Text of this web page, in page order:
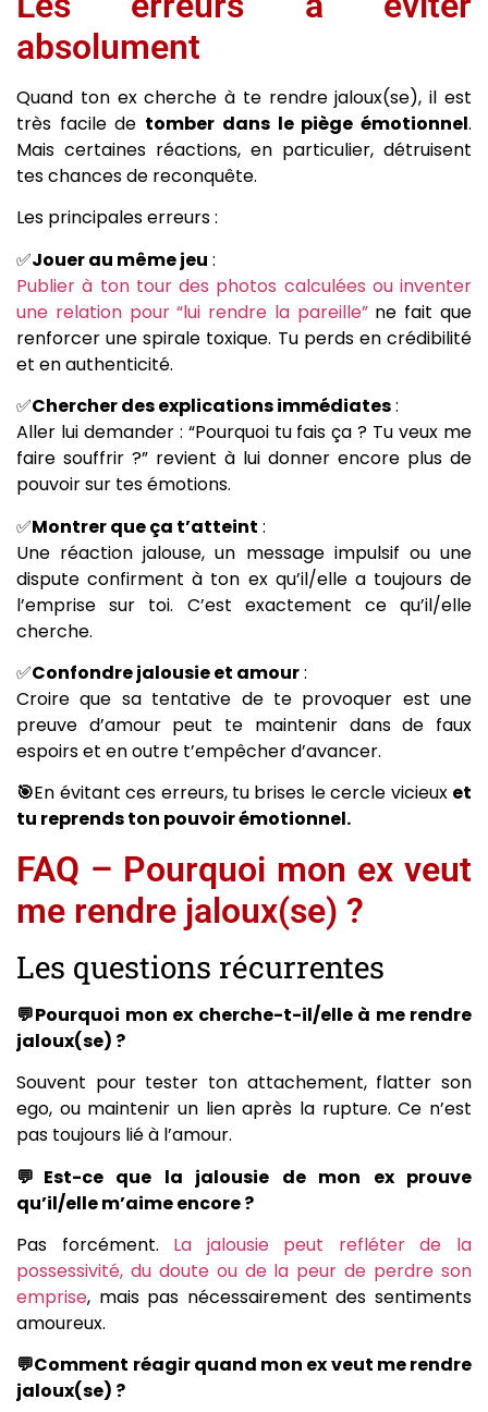
absolument
Quand ton ex cherche à te rendre jaloux(se), il est
très facile de tomber dans le piège émotionnel.
Mais certaines réactions, en particulier, détruisent
tes chances de reconquête.
Les principales erreurs :
✅Jouer au même jeu :
Publier à ton tour des photos calculées ou inventer
une relation pour “lui rendre la pareille”ne fait que
renforcer une spirale toxique. Tu perds en crédibilité
et en authenticité.
✅Chercher des explications immédiates:
Aller lui demander : “Pourquoi tu fais ça ? Tu veux me
faire souffrir ?” revient à lui donner encore plus de
pouvoir sur tes émotions.
✅Montrer que ça t’atteint :
Une réaction jalouse, un message impulsif ou une
dispute confirment à ton ex qu’il/elle a toujours de
l’emprise sur toi. C’est exactement ce qu’il/elle
cherche.
✅Confondre jalousie et amour:
Croire que sa tentative de te provoquer est une
preuve d’amour peut te maintenir dans de faux
espoirs et en outre t’empêcher d’avancer.
🎯En évitant ces erreurs, tu brises le cercle vicieux et
tu reprends ton pouvoir émotionnel.
FAQ – Pourquoi mon ex veut
me rendre jaloux(se) ?
Les questions récurrentes
💬Pourquoi mon ex cherche-t-il/elle à me rendre
jaloux(se) ?
Souvent pour tester ton attachement, flatter son
ego, ou maintenir un lien après la rupture. Ce n’est
pas toujours lié à l’amour.
💬Est-ce que la jalousie de mon ex prouve
qu’il/elle m’aime encore ?
Pas forcément. La jalousie peut refléter de la
possessivité, du doute ou de la peur de perdre son
emprise, mais pas nécessairement des sentiments
amoureux.
💬Comment réagir quand mon ex veut me rendre
jaloux(se) ?